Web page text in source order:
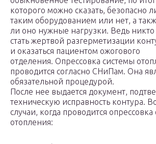
которого можно сказать, безопасно
таким оборудованием или нет, а
ли оно нужные нагрузки. Ведь никто
стать жертвой разгерметизации
и оказаться пациентом ожогового
отделения. Опрессовка системы
проводится согласно СНиПам. Она
обязательной процедурой.
После нее выдается документ,
техническую исправность контура.
случаи, когда проводится
отопления: